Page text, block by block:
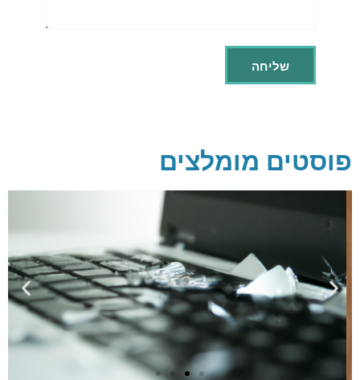
פוסטים מומלצים